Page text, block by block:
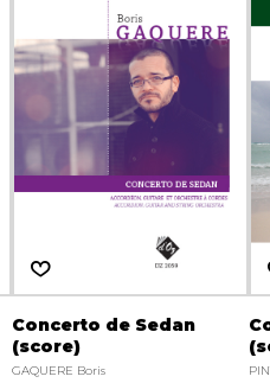
Concerto de Sedan
(score)
GAQUERE Boris